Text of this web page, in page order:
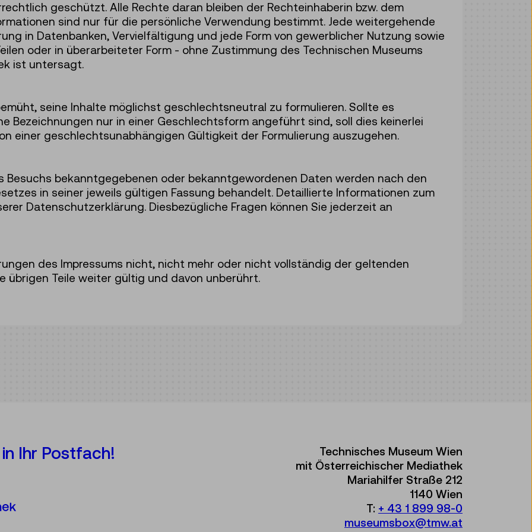
geschützt. Alle Rechte daran bleiben der Rechteinhaberin bzw. dem
sind nur für die persönliche Verwendung bestimmt. Jede weitergehende
in Datenbanken, Vervielfältigung und jede Form von gewerblicher Nutzung sowie
oder in überarbeiteter Form - ohne Zustimmung des Technischen Museums
ist untersagt.
seine Inhalte möglichst geschlechtsneutral zu formulieren. Sollte es
Bezeichnungen nur in einer Geschlechtsform angeführt sind, soll dies keinerlei
einer geschlechtsunabhängigen Gültigkeit der Formulierung auszugehen.
Besuchs bekanntgegebenen oder bekanntgewordenen Daten werden nach den
in seiner jeweils gültigen Fassung behandelt. Detaillierte Informationen zum
Datenschutzerklärung. Diesbezügliche Fragen können Sie jederzeit an
des Impressums nicht, nicht mehr oder nicht vollständig der geltenden
übrigen Teile weiter gültig und davon unberührt.
Ihr Postfach!
Technisches Museum Wien
mit Österreichischer Mediathek
Mariahilfer Straße 212
1140 Wien
T: + 43 1 899 98-0
museumsbox@tmw.at